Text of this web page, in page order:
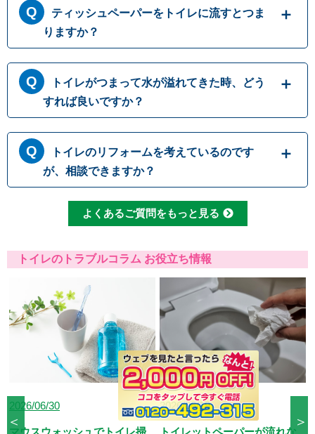
ティッシュペーパーをトイレに流すとつま
りますか？
トイレットペーパーはトイレに流す前提に作ら
れておりますが、ティッシュペーパーは繊維の
結びつきが強くほどけにくいため、トイレに流
すと排水パイプ内でつまることがありますの
で、決して流さないでください。トイレットペ
ーパーも、一度に大量に流すとつまりの原因に
なるため、こまめに流したりウォシュレットを
りを予防することができます
トイレがつまって水が溢れてきた時、どう
すれば良いですか？
トイレにつまりが起きて水が流れて行かない時
には、無理に水を流すと溢れてしまう可能性が
あります。 原因として一番多いのは便器内で
のつまりですが、排管自体がつまっていたりト
イレの劣化によって引き起こされる場合もござ
います。どこでつまっているか原因をしっかり
トイレのリフォームを考えているのです
が、相談できますか？
もちろんです。水道職人では水漏れ・つまり修
理だけでなくトイレ交換やリフォームなど、幅
て使用可能な便器の種類も変わってまいります
ので、しっかりとした現場確認で最適なご提案
をさせて頂きます。
よくあるご質問をもっと見る
トイレのトラブルコラム お役立ち情報
2026/06/19 2025/08/26
＜ ＞